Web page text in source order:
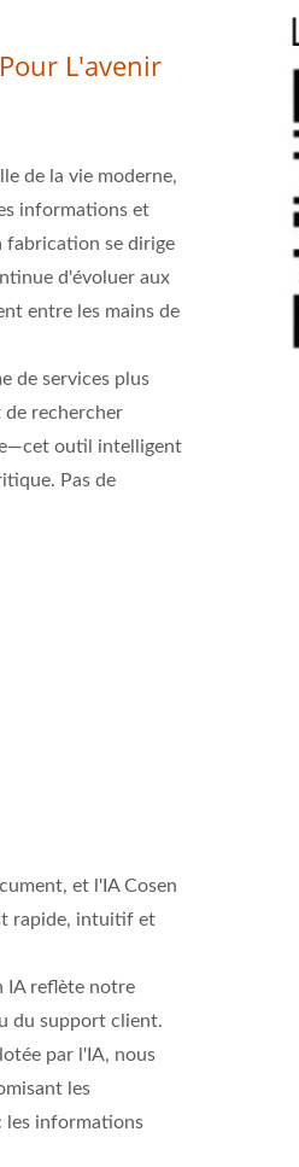
L'avenir
de la vie moderne,
informations et
fabrication se dirige
d'évoluer aux
entre les mains de
de services plus
rechercher
outil intelligent
Pas de
et l'IA Cosen
rapide, intuitif et
IA reflète notre
du support client.
par l'IA, nous
les
les informations